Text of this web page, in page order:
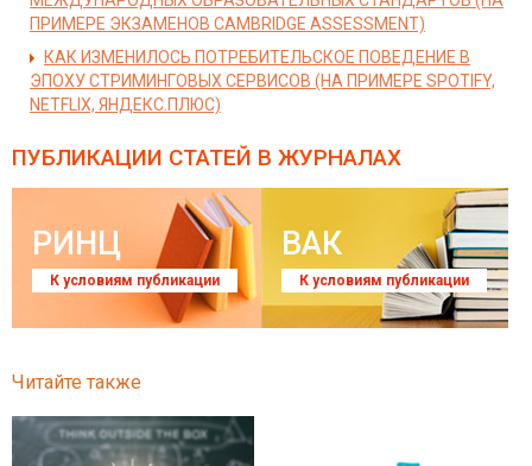
ПРИМЕРЕ ЭКЗАМЕНОВ CAMBRIDGE ASSESSMENT)
КАК ИЗМЕНИЛОСЬ ПОТРЕБИТЕЛЬСКОЕ ПОВЕДЕНИЕ В
ЭПОХУ СТРИМИНГОВЫХ СЕРВИСОВ (НА ПРИМЕРЕ SPOTIFY,
NETFLIX, ЯНДЕКС.ПЛЮС)
ПУБЛИКАЦИИ СТАТЕЙ В ЖУРНАЛАХ
РИНЦ
К условиям публикации
ВАК
К условиям публикации
Читайте также